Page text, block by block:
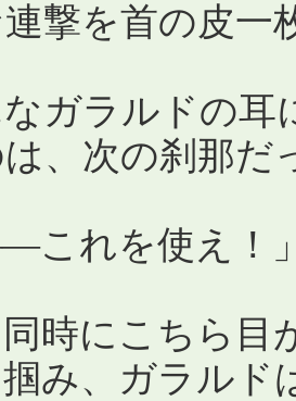
撃を首の皮一
ガラルドの耳
、次の刹那だ
これを使え！
時にこちら目
み、ガラルド